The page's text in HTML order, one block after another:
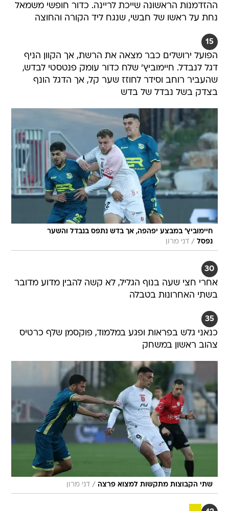
ההזדמנות הראשונה שייכת לריינה. כדור חופשי משמאל
נחת על ראשו של חבשי, שנגח ליד הקורה והחוצה
15
הפועל ירושלים כבר מצאה את הרשת, אך הקוון הניף
דגל לנבדל. חיימוביץ' שלח כדור עומק פנטסטי לבדש,
שהעביר רוחב וסידר לחוזז שער קל, אך הדגל הונף
בצדק בשל נבדל של בדש
חיימוביץ' במבצע יפהפה, אך בדש נתפס בנבדל והשער
נפסל / דני מרון
30
אחרי חצי שעה בנוף הגליל, לא קשה להבין מדוע מדובר
בשתי האחרונות בטבלה
35
כנאני גלש בפראות ופגע במלמוד, פוקסמן שלף כרטיס
צהוב ראשון במשחק
שתי הקבוצות מתקשות למצוא פרצה / דני מרון